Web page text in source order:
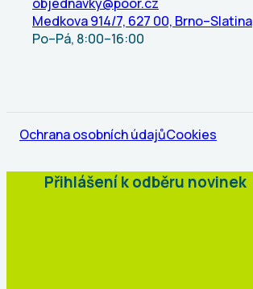
Medkova 914/7, 627 00, Brno–Slatina
Po–Pá, 8:00–16:00
Ochrana osobních údajůCookies
Přihlášení k odběru novinek